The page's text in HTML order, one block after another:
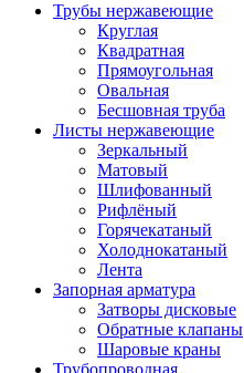
Трубы нержавеющие
Круглая
Квадратная
Прямоугольная
Овальная
Бесшовная труба
Листы нержавеющие
Зеркальный
Матовый
Шлифованный
Рифлёный
Горячекатаный
Холоднокатаный
Лента
Запорная арматура
Затворы дисковые
Обратные клапаны
Шаровые краны
Трубопроводная